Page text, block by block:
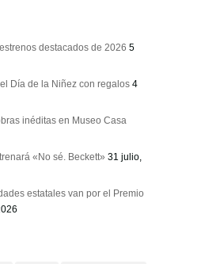
destacados de 2026 5
Día de la Niñez con regalos 4
inéditas en Museo Casa
«No sé. Beckett» 31 julio,
estatales van por el Premio